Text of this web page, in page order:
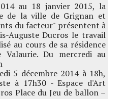
au 18 janvier 2015, la
de la ville de Grignan et
du facteur" présentent à
Auguste Ducros le travail
au cours de sa résidence
Valaurie. Du mercredi au
5 décembre 2014 à 18h,
à 17h30 - Espace d'Art
Place du Jeu de ballon –